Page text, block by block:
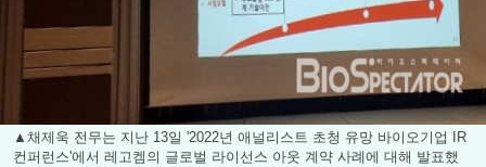
▲채제욱 전무는 지난 13일 '2022년 애널리스트 초청 유망 바이오기업 IR
컨퍼런스'에서 레고켐의 글로벌 라이선스 아웃 계약 사례에 대해 발표했